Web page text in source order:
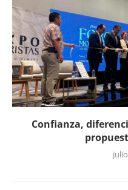
Confianza,